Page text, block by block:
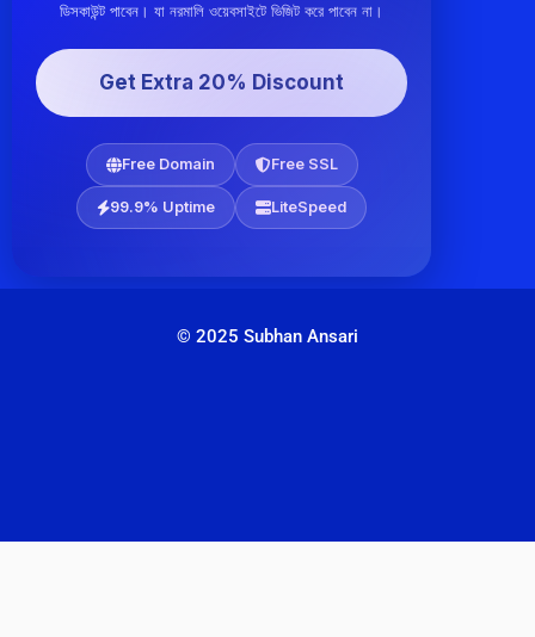
ডিসকাউন্ট পাবেন। যা নরমালি ওয়েবসাইটে ভিজিট করে পাবেন না।
Get Extra 20% Discount
Free Domain Free SSL
99.9% Uptime LiteSpeed
© 2025 Subhan Ansari